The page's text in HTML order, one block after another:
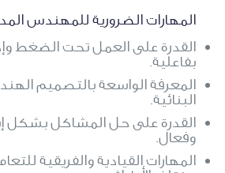
المهارات الضرورية للمهندس
القدرة على العمل تحت الضغط
بفاعلية.
المعرفة الواسعة بالتصميم
البنائية.
القدرة على حل المشاكل بشكل
وفعال.
المهارات القيادية والفريقية